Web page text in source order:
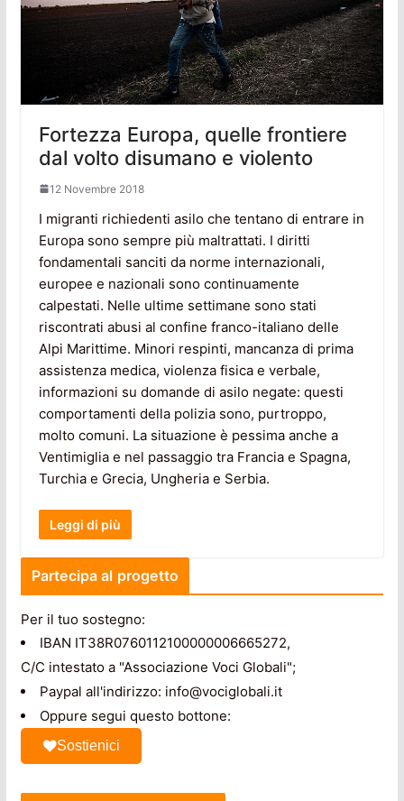
Fortezza Europa, quelle frontiere
dal volto disumano e violento
12 Novembre 2018
I migranti richiedenti asilo che tentano di entrare in
Europa sono sempre più maltrattati. I diritti
fondamentali sanciti da norme internazionali,
europee e nazionali sono continuamente
calpestati. Nelle ultime settimane sono stati
riscontrati abusi al confine franco-italiano delle
Alpi Marittime. Minori respinti, mancanza di prima
assistenza medica, violenza fisica e verbale,
informazioni su domande di asilo negate: questi
comportamenti della polizia sono, purtroppo,
molto comuni. La situazione è pessima anche a
Ventimiglia e nel passaggio tra Francia e Spagna,
Turchia e Grecia, Ungheria e Serbia.
Leggi di più
Partecipa al progetto
Per il tuo sostegno:
IBAN IT38R0760112100000006665272,
C/C intestato a "Associazione Voci Globali";
Paypal all'indirizzo: info@vociglobali.it
Oppure segui questo bottone:
Sostienici